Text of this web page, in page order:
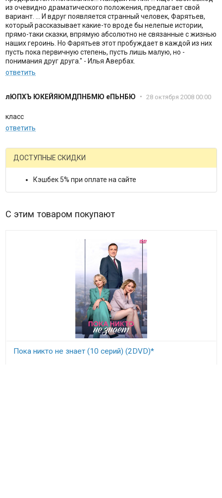
из очевидно драматического положения, предлагает свой
вариант. ... И вдруг появляется странный человек, Фарятьев,
который рассказывает какие-то вроде бы нелепые истории,
прямо-таки сказки, впрямую абсолютно не связанные с жизнью
наших героинь. Но Фарятьев этот пробуждает в каждой из них
пусть пока первичную степень, пусть лишь малую, но -
понимания друг друга." - Илья Авербах.
ответить
лЮПХЪ ЮКЕЙЯЮМДПНБМЮ еПЬНБЮ • 28 октября 2008 00:00
класс
ответить
ДОСТУПНЫЕ СКИДКИ
Кэшбек 5% при оплате на сайте
С этим товаром покупают
Пока никто не знает (10 серий) (2DVD)*